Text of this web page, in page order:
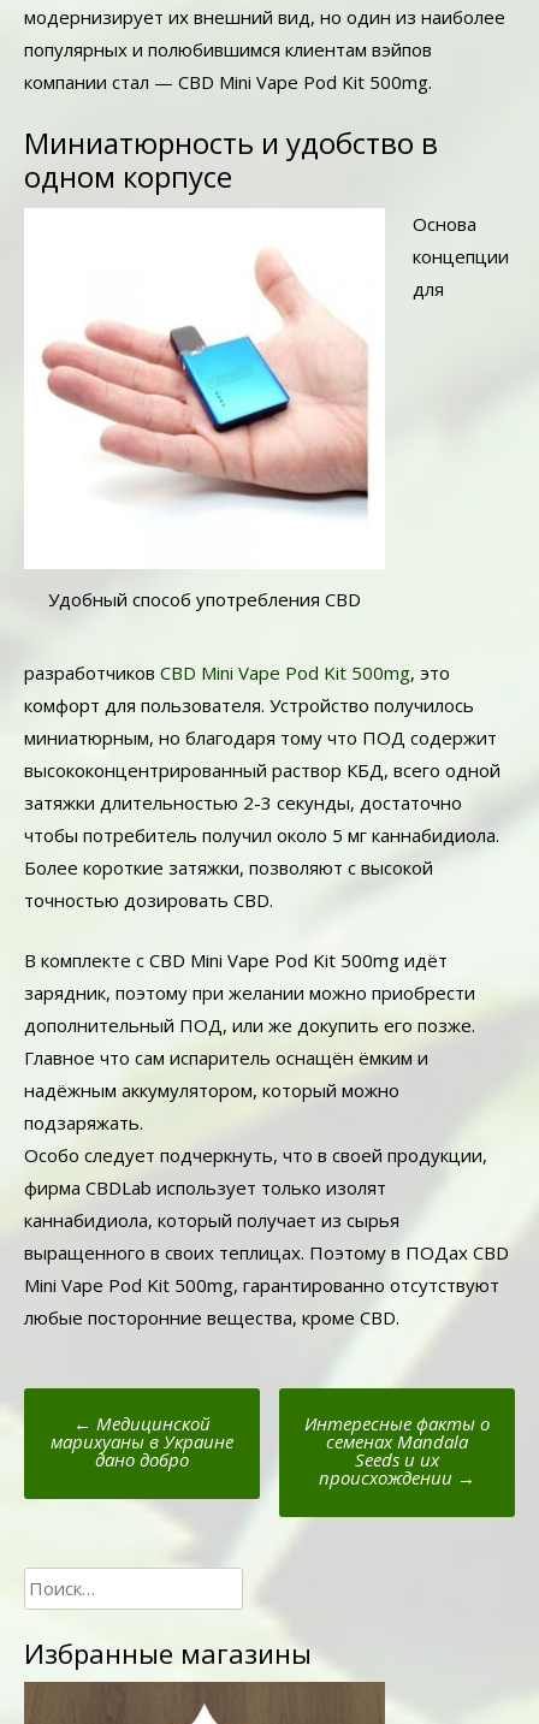
модернизирует их внешний вид, но один из наиболее
популярных и полюбившимся клиентам вэйпов
компании стал — CBD Mini Vape Pod Kit 500mg.
Миниатюрность и удобство в
одном корпусе
Удобный способ употребления CBD
Основа
концепции
для
разработчиков CBD Mini Vape Pod Kit 500mg, это
комфорт для пользователя. Устройство получилось
миниатюрным, но благодаря тому что ПОД содержит
высококонцентрированный раствор КБД, всего одной
затяжки длительностью 2-3 секунды, достаточно
чтобы потребитель получил около 5 мг каннабидиола.
Более короткие затяжки, позволяют с высокой
точностью дозировать CBD.
В комплекте с CBD Mini Vape Pod Kit 500mg идёт
зарядник, поэтому при желании можно приобрести
дополнительный ПОД, или же докупить его позже.
Главное что сам испаритель оснащён ёмким и
надёжным аккумулятором, который можно
подзаряжать.
Особо следует подчеркнуть, что в своей продукции,
фирма CBDLab использует только изолят
каннабидиола, который получает из сырья
выращенного в своих теплицах. Поэтому в ПОДах CBD
Mini Vape Pod Kit 500mg, гарантированно отсутствуют
любые посторонние вещества, кроме CBD.
Пост
навигации
← Медицинской
марихуаны в Украине
дано добро
Интересные факты о
семенах Mandala
Seeds и их
происхождении →
Найти:
Избранные магазины